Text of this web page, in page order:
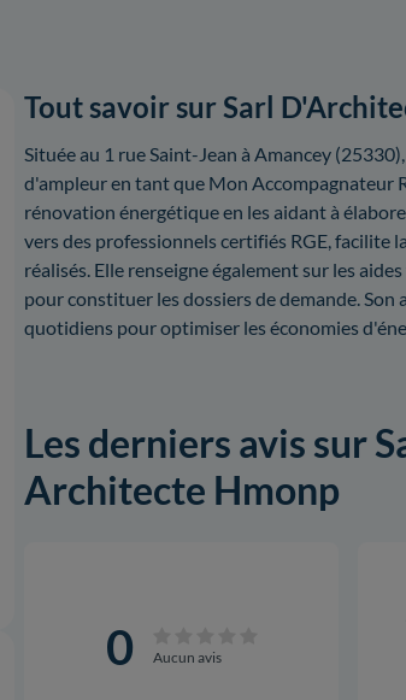
Tout savoir sur Sarl
Située au 1 rue Saint-Jean à Amancey
d'ampleur en tant que Mon Accompagnateur
rénovation énergétique en les aidant à
vers des professionnels certifiés RGE, facilite
réalisés. Elle renseigne également sur les
pour constituer les dossiers de demande. Son
quotidiens pour optimiser les économies
Les derniers avis sur
Architecte Hmonp
0 Aucun avis